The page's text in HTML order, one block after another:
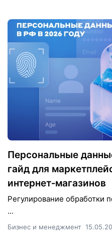
Персональные
гайд для
интернет‑магазинов
Регулирование обработки
...
Бизнес и менеджмент